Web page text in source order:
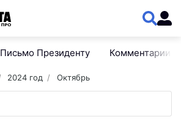
Письмо Президенту Комментарии
2024 год Октябрь